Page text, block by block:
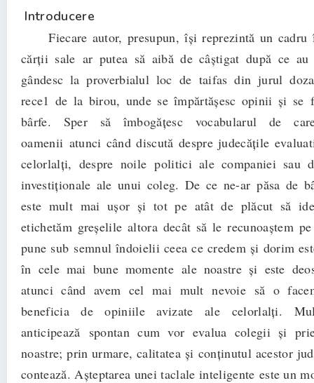
Introducere
Fiecare autor, presupun, își reprezintă un cadru
cărții sale ar putea să aibă de câștigat după ce
gândesc la proverbialul loc de taifas din jurul
rece1 de la birou, unde se împărtășesc opinii și se
bârfe. Sper să îmbogățesc vocabularul de
oamenii atunci când discută despre judecățile
celorlalți, despre noile politici ale companiei sau
investiționale ale unui coleg. De ce ne-ar păsa de
este mult mai ușor și tot pe atât de plăcut să
etichetăm greșelile altora decât să le recunoaștem
pune sub semnul îndoielii ceea ce credem și dorim
în cele mai bune momente ale noastre și este
atunci când avem cel mai mult nevoie să o
beneficia de opiniile avizate ale celorlalți.
anticipează spontan cum vor evalua colegii și
noastre; prin urmare, calitatea și conținutul acestor
contează. Așteptarea unei taclale inteligente este un